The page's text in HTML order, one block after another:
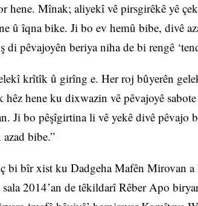
hene. Mînak; aliyekî vê pirsgirêkê yê
û îqna bike. Ji bo ev hemû bibe, divê
di pêvajoyên beriya niha de bi rengê
krîtîk û girîng e. Her roj bûyerên
hêz hene ku dixwazin vê pêvajoyê
Ji bo pêşîgirtina li vê yekê divê pêvajo
bibe.”
bi bîr xist ku Dadgeha Mafên Mirovan
2014’an de têkildarî Rêber Apo